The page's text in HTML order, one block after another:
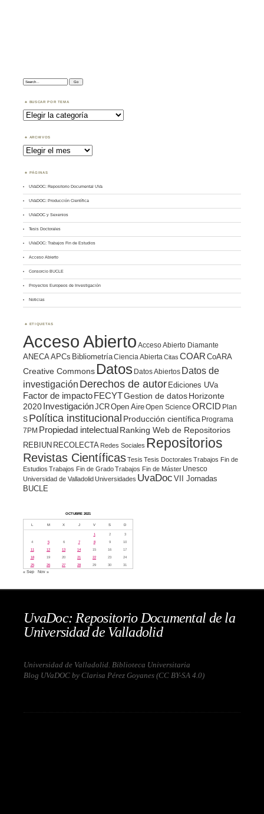
Search:
BUSCAR POR TEMA
Buscar
por
Tema
ARCHIVOS
Archivos
PÁGINAS
UVaDOC: Repositorio Documental UVa
UVaDOC: Producción Científica
UVaDOC y Sexenios
Tesis Doctorales
UVaDOC: Trabajos Fin de Estudios
Acceso Abierto
Consorcio BUCLE
Proyectos Europeos de Investigación
Noticias
ETIQUETAS
Acceso Abierto Acceso Abierto Diamante
ANECA APCs BibliometríaCiencia Abierta Citas COAR CoARA
Creative Commons Datos Datos Abiertos Datos de
investigación Derechos de autor Ediciones UVa
Factor de impacto FECYTGestion de datosHorizonte
2020 InvestigaciónJCROpen AireOpen Science ORCID Plan
S Política institucional Producción científica Programa
7PM Propiedad intelectualRanking Web de Repositorios
REBIUN RECOLECTA Redes Sociales Repositorios
Revistas CientíficasTesis Tesis Doctorales Trabajos Fin de
Estudios Trabajos Fin de GradoTrabajos Fin de Máster Unesco
Universidad de ValladolidUniversidades UvaDoc VII Jornadas
BUCLE
OCTUBRE 2021
L M X J V S D
1 2
3
4
5 6 7 8 9
10
11
12 13 14 15 16
17
18
19 20 21 22 23
24
25
26 27 28 29 30 31
« Sep Nov »
UvaDoc: Repositorio Documental de la
Universidad de Valladolid
Universidad de Valladolid. Biblioteca Universitaria
Blog UVaDOC by Clarisa Pérez Goyanes (CC BY-SA 4.0)